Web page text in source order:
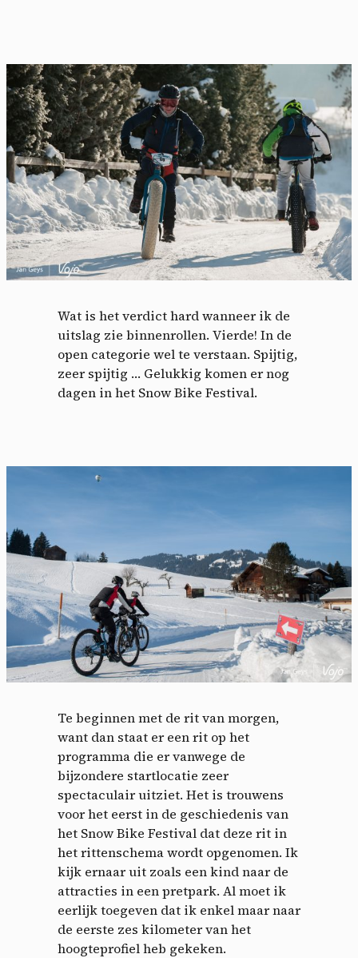
Wat is het verdict hard wanneer ik de
uitslag zie binnenrollen. Vierde! In de
open categorie wel te verstaan. Spijtig,
zeer spijtig … Gelukkig komen er nog
dagen in het Snow Bike Festival.
Te beginnen met de rit van morgen,
want dan staat er een rit op het
programma die er vanwege de
bijzondere startlocatie zeer
spectaculair uitziet. Het is trouwens
voor het eerst in de geschiedenis van
het Snow Bike Festival dat deze rit in
het rittenschema wordt opgenomen. Ik
kijk ernaar uit zoals een kind naar de
attracties in een pretpark. Al moet ik
eerlijk toegeven dat ik enkel maar naar
de eerste zes kilometer van het
hoogteprofiel heb gekeken.
Cookies management
panel
By allowing these third party services, you accept their
cookies and the use of tracking technologies necessary for
their proper functioning.
Privacy policy